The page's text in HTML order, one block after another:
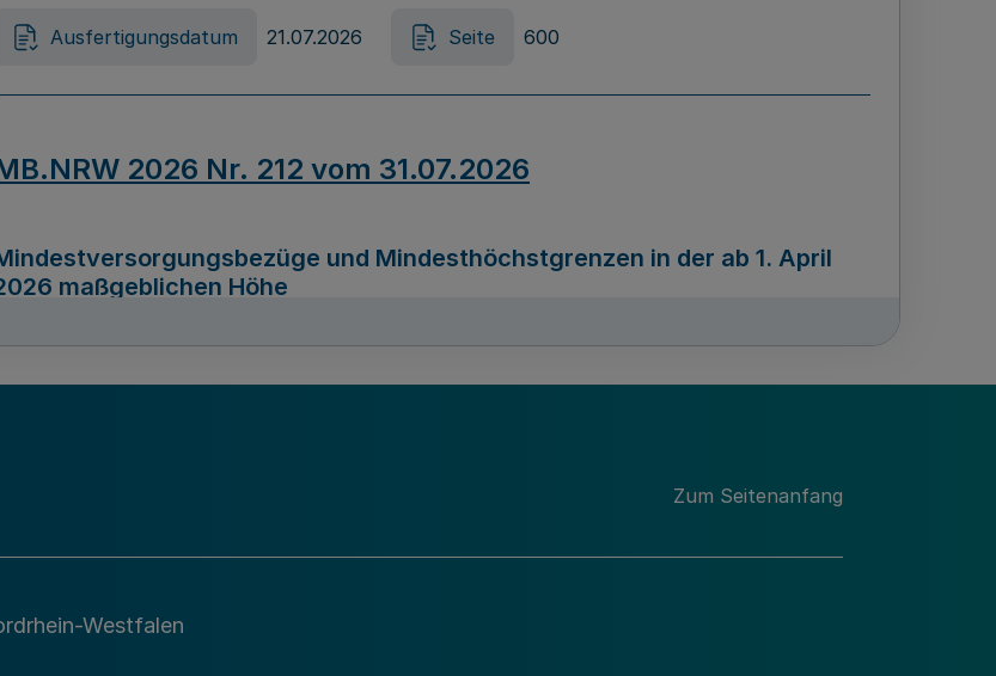
Ausfertigungsdatum 21.07.2026 Seite 600
2026 Nr. 212 vom 31.07.2026
und Mindesthöchstgrenzen in der ab 1. April
maßgeblichen Höhe
zur Durchführung des Förderprogramms „Mittelstand Innovativ &
Zum Seitenanfang
Westfalen